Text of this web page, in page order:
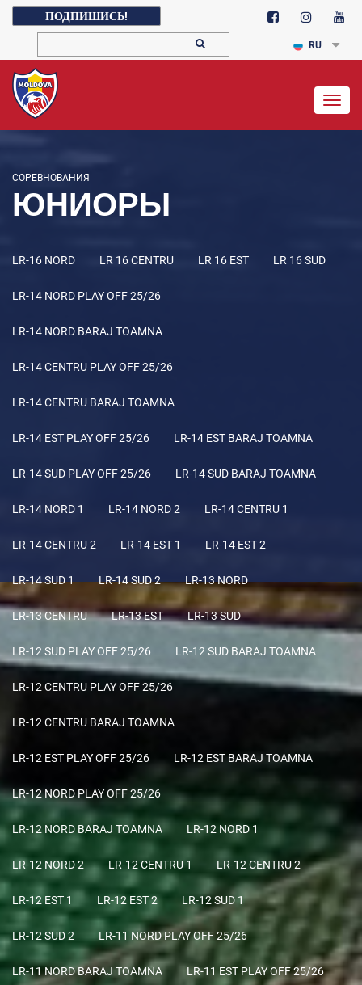
ПОДПИШИСЬ!
RU
СОРЕВНОВАНИЯ
ЮНИОРЫ
LR-16 NORD LR 16 CENTRU LR 16 EST LR 16 SUD
LR-14 NORD PLAY OFF 25/26
LR-14 NORD BARAJ TOAMNA
LR-14 CENTRU PLAY OFF 25/26
LR-14 CENTRU BARAJ TOAMNA
LR-14 EST PLAY OFF 25/26 LR-14 EST BARAJ TOAMNA
LR-14 SUD PLAY OFF 25/26 LR-14 SUD BARAJ TOAMNA
LR-14 NORD 1 LR-14 NORD 2 LR-14 CENTRU 1
LR-14 CENTRU 2 LR-14 EST 1 LR-14 EST 2
LR-14 SUD 1 LR-14 SUD 2 LR-13 NORD
LR-13 CENTRU LR-13 EST LR-13 SUD
LR-12 SUD PLAY OFF 25/26 LR-12 SUD BARAJ TOAMNA
LR-12 CENTRU PLAY OFF 25/26
LR-12 CENTRU BARAJ TOAMNA
LR-12 EST PLAY OFF 25/26 LR-12 EST BARAJ TOAMNA
LR-12 NORD PLAY OFF 25/26
LR-12 NORD BARAJ TOAMNA LR-12 NORD 1
LR-12 NORD 2 LR-12 CENTRU 1 LR-12 CENTRU 2
LR-12 EST 1 LR-12 EST 2 LR-12 SUD 1
LR-12 SUD 2 LR-11 NORD PLAY OFF 25/26
LR-11 NORD BARAJ TOAMNA LR-11 EST PLAY OFF 25/26